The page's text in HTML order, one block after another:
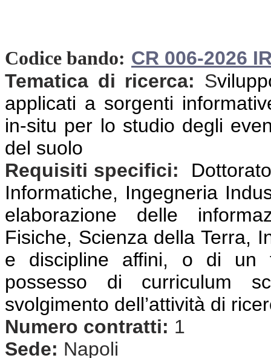
Codice bando: CR 006-2026
Tematica di ricerca: S
applicati a sorgenti
in-situ per lo studio degli
del suolo
Requisiti specifici:
Informatiche, Ingegneria
elaborazione delle
Fisiche, Scienza della Terra,
e discipline affini, o di un
possesso di curriculum
svolgimento dell’attività di
Numero contratti: 1
Sede: Napoli